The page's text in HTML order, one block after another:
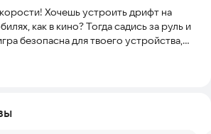
Хочешь устроить дрифт на
как в кино? Тогда садись за руль и
безопасна для твоего устройства,
Здесь ты сможешь примерить на